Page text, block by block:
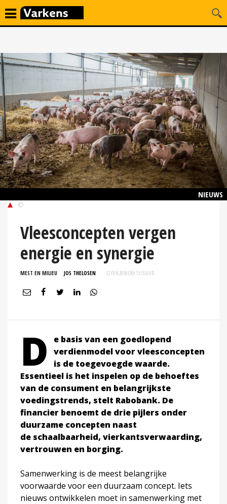
NIEUWS
©
Vleesconcepten vergen
energie en synergie
MEST EN MILIEU JOS THELOSEN 12 FEB 2018 OM 13:55UUR
D
e basis van een goedlopend
verdienmodel voor vleesconcepten
is de toegevoegde waarde.
Essentieel is het inspelen op de behoeftes
van de consument en belangrijkste
voedingstrends, stelt Rabobank. De
financier benoemt de drie pijlers onder
duurzame concepten naast
de schaalbaarheid, vierkantsverwaarding,
vertrouwen en borging.
Samenwerking is de meest belangrijke
voorwaarde voor een duurzaam concept. Iets
nieuws ontwikkelen moet in samenwerking met